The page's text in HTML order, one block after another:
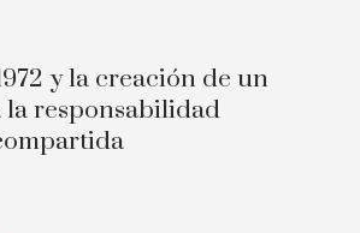
y la creación de un
la responsabilidad